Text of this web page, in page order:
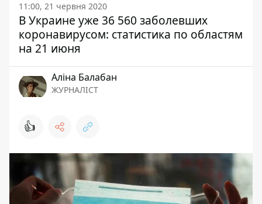
11:00, 21 червня 2020
В Украине уже 36 560 заболевших
коронавирусом: статистика по областям
на 21 июня
Аліна Балабан
ЖУРНАЛІСТ
👍